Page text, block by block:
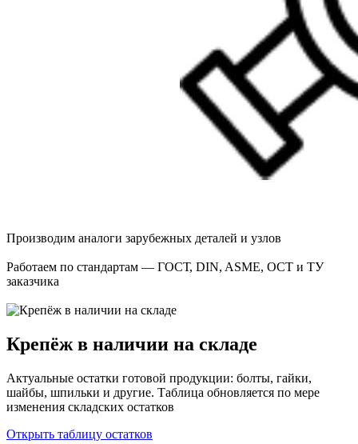
Производим аналоги зарубежных деталей и узлов
Работаем по стандартам — ГОСТ, DIN, ASME, ОСТ и ТУ
заказчика
Крепёж в наличии на складе
Актуальные остатки готовой продукции: болты, гайки,
шайбы, шпильки и другие. Таблица обновляется по мере
изменения складских остатков
Открыть таблицу остатков